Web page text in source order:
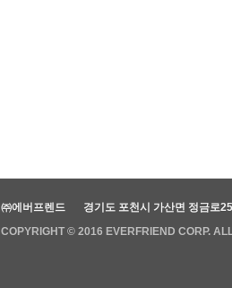
㈜에버프렌드
경기도 포천시 가산면 정금로
COPYRIGHT © 2016 EVERFRIEND CORP.